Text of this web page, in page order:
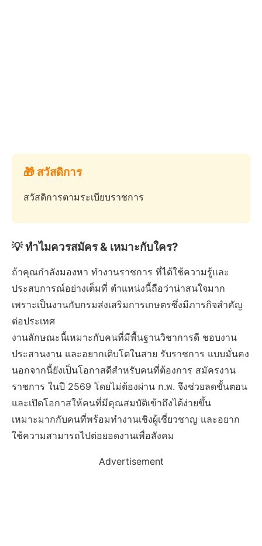
🎁 สวัสดิการ
สวัสดิการตามระเบียบราชการ
💡 ทำไมควรสมัคร & เหมาะกับใคร?
ถ้าคุณกำลังมองหา ทำงานราชการ ที่ได้ใช้ความรู้และ
ประสบการณ์อย่างเต็มที่ ตำแหน่งนี้ถือว่าน่าสนใจมาก
เพราะเป็นงานกับกรมส่งเสริมการเกษตรซึ่งมีภารกิจสำคัญ
ต่อประเทศ
งานลักษณะนี้เหมาะกับคนที่มีพื้นฐานวิชาการดี ชอบงาน
ประสานงาน และอยากเติบโตในสาย รับราชการ แบบมั่นคง
นอกจากนี้ยังเป็นโอกาสดีสำหรับคนที่ต้องการ สมัครงาน
ราชการ ในปี 2569 โดยไม่ต้องผ่าน ก.พ. จึงช่วยลดขั้นตอน
และเปิดโอกาสให้คนที่มีคุณสมบัติเข้าถึงได้ง่ายขึ้น
เหมาะมากกับคนที่พร้อมทำงานเชิงผู้เชี่ยวชาญ และอยาก
ใช้ความสามารถไปต่อยอดงานเพื่อสังคม
Advertisement